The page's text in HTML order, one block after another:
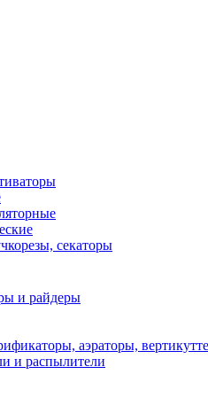
секаторы
и райдеры
аэраторы,
и распылители